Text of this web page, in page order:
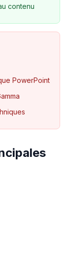
contenu
PowerPoint